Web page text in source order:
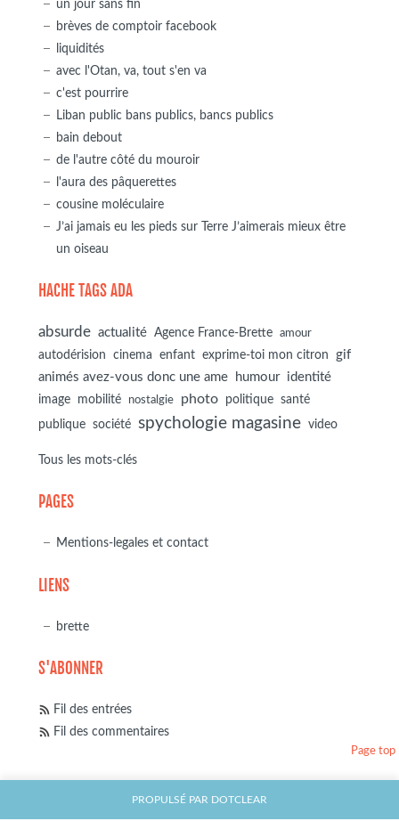
un jour sans fin
brèves de comptoir facebook
liquidités
avec l'Otan, va, tout s'en va
c'est pourrire
Liban public bans publics, bancs publics
bain debout
de l'autre côté du mouroir
l'aura des pâquerettes
cousine moléculaire
J’ai jamais eu les pieds sur Terre J’aimerais mieux être
un oiseau
HACHE TAGS ADA
absurde actualité Agence France-Brette amour
autodérision cinema enfant exprime-toi mon citron
gif
animés avez-vous donc une ame
humour identité
image mobilité nostalgie photo politique
santé
publique
société spychologie magasine video
Tous les mots-clés
PAGES
Mentions-legales et contact
LIENS
brette
S'ABONNER
Fil des entrées
Fil des commentaires
PROPULSÉ PAR DOTCLEAR
Page top